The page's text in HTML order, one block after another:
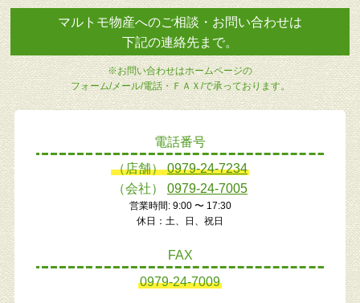
マルトモ物産へのご相談・お問い合わせは
下記の連絡先まで。
※お問い合わせはホームページの
フォーム/メール/電話・ＦＡＸ/で承っております。
電話番号
（店舗）0979-24-7234
（会社） 0979-24-7005
営業時間: 9:00 〜 17:30
休日：土、日、祝日
FAX
0979-24-7009